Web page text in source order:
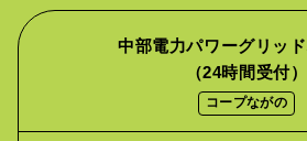
中部電力パワーグリッ
（24時間受付）
コープながの